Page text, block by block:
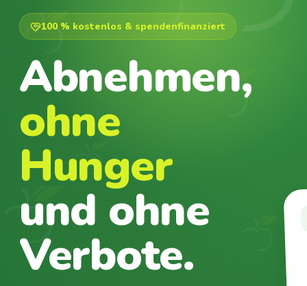
100 % kostenlos & spendenfinanziert
Abnehmen,
ohne
Hunger
und ohne
Verbote.